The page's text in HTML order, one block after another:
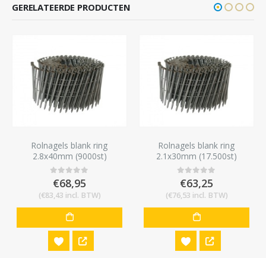
GERELATEERDE PRODUCTEN
Rolnagels blank ring
2.8x40mm (9000st)
0out of 5
€68,95
(€83,43 incl. BTW)
Rolnagels blank ring
2.1x30mm (17.500st)
0out of 5
€63,25
(€76,53 incl. BTW)